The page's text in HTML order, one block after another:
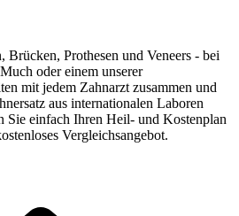
Brücken, Prothesen und Veneers - bei
Much oder einem unserer
mit jedem Zahnarzt zusammen und
aus internationalen Laboren
Sie einfach Ihren Heil- und Kostenplan
Vergleichsangebot.